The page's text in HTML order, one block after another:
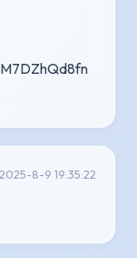
8-9 19:35:22